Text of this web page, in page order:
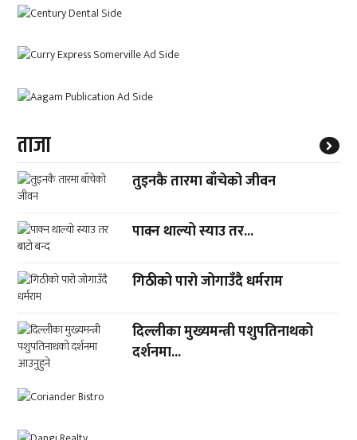
ताजा
तुइनकै तारमा बाँचेको जीवन
पाक्न थाल्यो स्याउ तर...
गिठीको पारो जोगाउँदै धर्मराम
दिल्लीका मुख्यमन्त्री पशुपतिनाथको
दर्शनमा...